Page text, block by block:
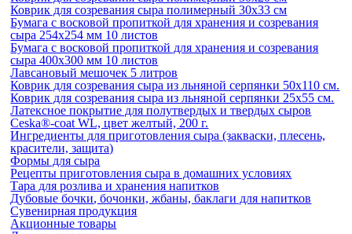
Коврик для созревания сыра полимерный 30х33 см
Бумага с восковой пропиткой для хранения и созревания
сыра 254х254 мм 10 листов
Бумага с восковой пропиткой для хранения и созревания
сыра 400х300 мм 10 листов
Лавсановый мешочек 5 литров
Коврик для созревания сыра из льняной серпянки 50х110 см.
Коврик для созревания сыра из льняной серпянки 25х55 см.
Латексное покрытие для полутвердых и твердых сыров
Ceska®-coat WL, цвет желтый, 200 г.
Ингредиенты для приготовления сыра (закваски, плесень,
красители, защита)
Формы для сыра
Рецепты приготовления сыра в домашних условиях
Тара для розлива и хранения напитков
Дубовые бочки, бочонки, жбаны, баклаги для напитков
Сувенирная продукция
Акционные товары